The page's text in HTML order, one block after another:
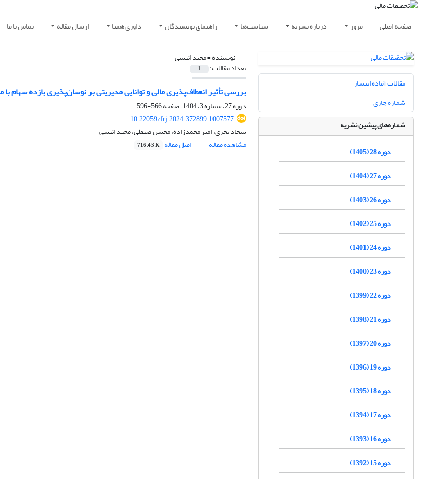
صفحه اصلی مرور درباره نشریه سیاست‌ها راهنمای نویسندگان داوری همتا ارسال مقاله تماس با ما
نویسنده =مجید انیسی
تعداد مقالات: 1
بررسی تأثیر انعطاف‌پذیری مالی و توانایی مدیریتی بر نوسان‌پذیری بازده
دوره 27، شماره 3، 1404، صفحه
566-596
10.22059/frj.2024.372899.1007577
سجاد بحری، امیر محمدزاده، محسن صیقلی، مجید انیسی
مشاهده مقاله
اصل مقاله 716.43 K
مقالات آماده انتشار
شماره جاری
شماره‌های پیشین نشریه
دوره 28 (1405)
دوره 27 (1404)
دوره 26 (1403)
دوره 25 (1402)
دوره 24 (1401)
دوره 23 (1400)
دوره 22 (1399)
دوره 21 (1398)
دوره 20 (1397)
دوره 19 (1396)
دوره 18 (1395)
دوره 17 (1394)
دوره 16 (1393)
دوره 15 (1392)